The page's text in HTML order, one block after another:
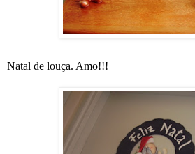
Natal de louça. Amo!!!